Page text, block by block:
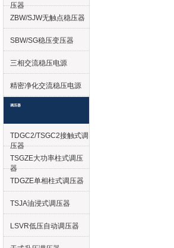
压器
ZBW/SJW无触点稳压器
SBW/SG稳压变压器
三相交流稳压电源
精密净化交流稳压电源
调压器
TDGC2/TSGC2接触式调
压器
TSGZE大功率柱式调压
器
TDGZE单相柱式调压器
TSJA油浸式调压器
LSVR低压自动调压器